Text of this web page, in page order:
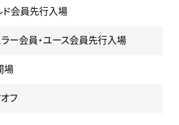
ド会員先行入場
ラー会員・ユース会員先行入場
場
フ